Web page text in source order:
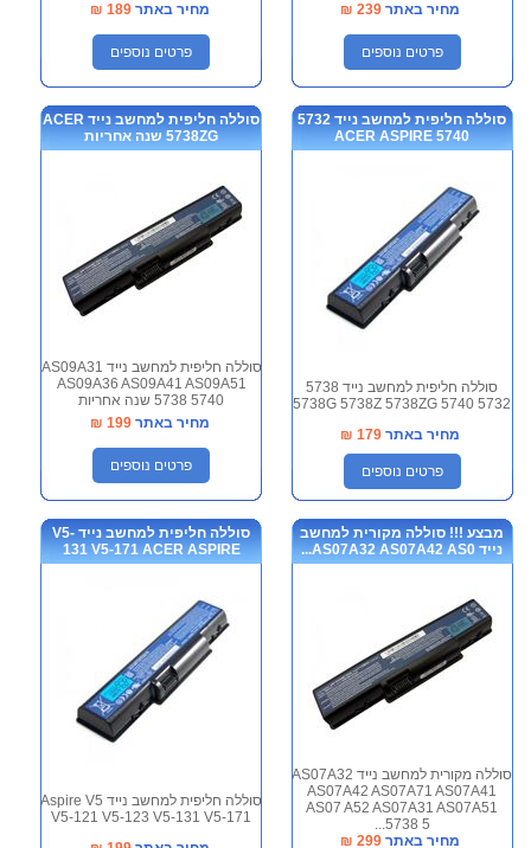
מחיר באתר 239
₪
פרטים נוספים
מחיר באתר 189
₪
פרטים נוספים
סוללה חליפית למחשב נייד 5732
ACER ASPIRE 5740
סוללה חליפית למחשב נייד 5738
5738G 5738Z 5738ZG 5740 5732
מחיר באתר 179
₪
פרטים נוספים
סוללה חליפית למחשב נייד ACER
5738ZG שנה אחריות
סוללה חליפית למחשב נייד AS09A31
AS09A36 AS09A41 AS09A51
5738 5740 שנה אחריות
מחיר באתר 199
₪
פרטים נוספים
מבצע !!! סוללה מקורית למחשב
נייד AS07A32 AS07A42 AS0...
סוללה מקורית למחשב נייד AS07A32
AS07A42 AS07A71 AS07A41
AS07 A52 AS07A31 AS07A51
5738 5...
מחיר באתר 299
₪
סוללה חליפית למחשב נייד V5-
131 V5-171 ACER ASPIRE
סוללה חליפית למחשב נייד Aspire V5
V5-121 V5-123 V5-131 V5-171